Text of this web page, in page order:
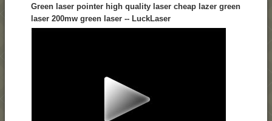
Green laser pointer high quality laser cheap lazer green
laser 200mw green laser -- LuckLaser